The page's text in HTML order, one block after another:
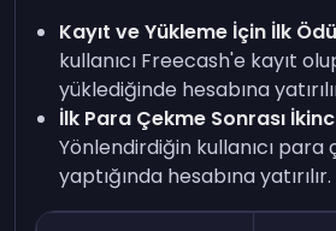
Kayıt ve Yükleme İçin İlk
kullanıcı Freecash'e kayıt
yüklediğinde hesabına
İlk Para Çekme Sonrası
Yönlendirdiğin kullanıcı para
yaptığında hesabına yatırılır.